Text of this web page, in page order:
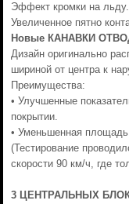
Эффект кромки на льду.
Увеличенное пятно
Новые КАНАВКИ
Дизайн оригинально
шириной от центра к
Преимущества:
• Улучшенные
покрытии.
• Уменьшенная площадь
(Тестирование
скорости 90 км/ч, где
3 ЦЕНТРАЛЬНЫХ